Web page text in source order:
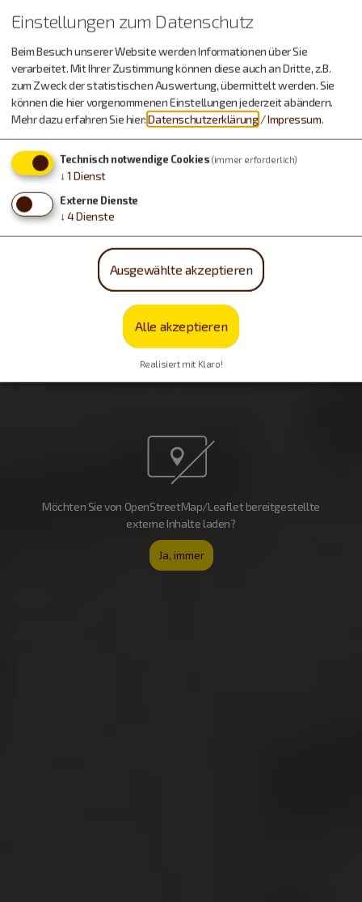
Möchten Sie von OpenStreetMap/Leaflet bereitgestellte
externe Inhalte laden?
Ja, immer
Einstellungen zum Datenschutz
Beim Besuch unserer Website werden Informationen über Sie
verarbeitet. Mit Ihrer Zustimmung können diese auch an Dritte, z.B.
zum Zweck der statistischen Auswertung, übermittelt werden. Sie
können die hier vorgenommenen Einstellungen jederzeit abändern.
Mehr dazu erfahren Sie hier:Datenschutzerklärung /Impressum.
Technisch notwendige Cookies (immer erforderlich)
↓ 1 Dienst
Externe Dienste
↓ 4Dienste
Ausgewählte akzeptieren
Alle akzeptieren
Realisiert mit Klaro!